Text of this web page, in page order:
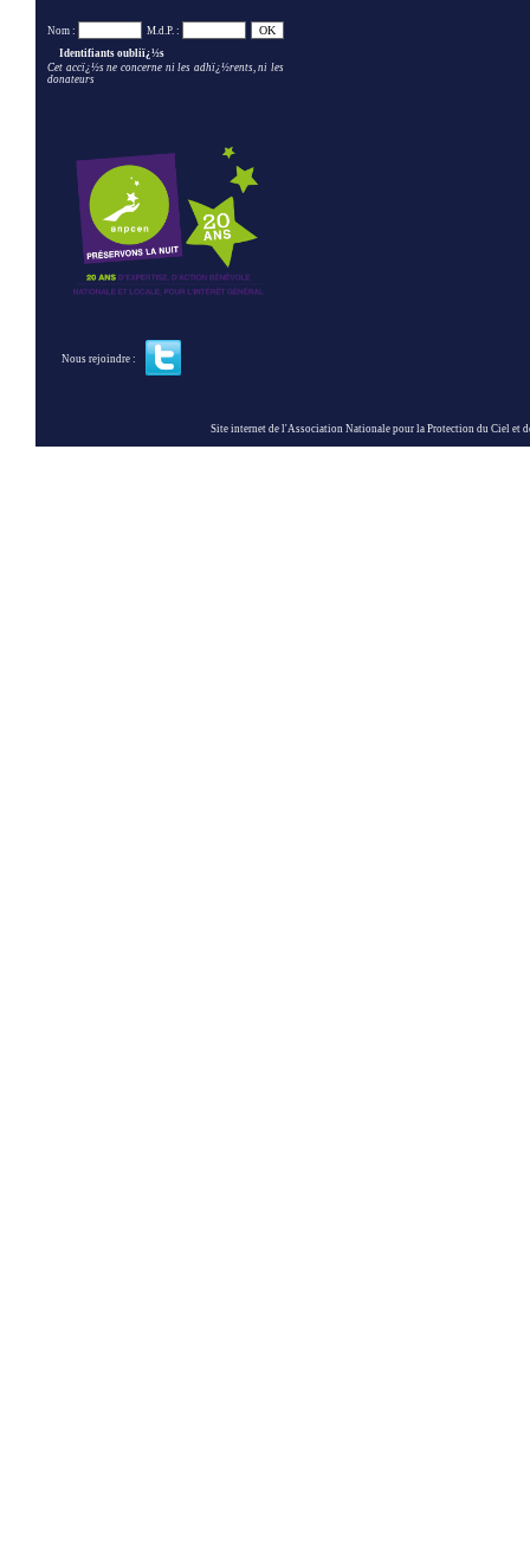
Nom :
M.d.P. :
Identifiants oubliï¿½s
Cet accï¿½s ne concerne ni les adhï¿½rents, ni les
donateurs
Nous rejoindre :
Site internet de l'Association Nationale pour la Protection du Ciel et de